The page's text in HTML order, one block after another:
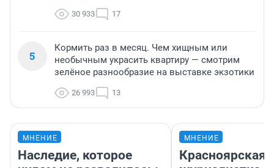
30 933 17
5
Кормить раз в месяц. Чем хищным или
необычным украсить квартиру — смотрим
зелёное разнообразие на выставке экзотики
26 993 13
МНЕНИЕ
Наследие, которое
МНЕНИЕ
Красноярская